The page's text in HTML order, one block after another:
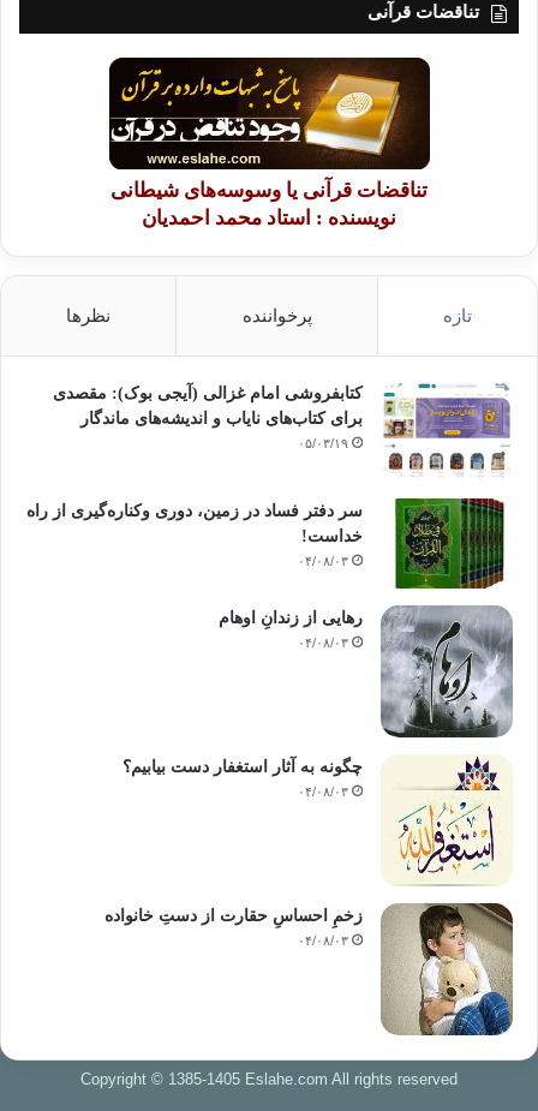
تناقضات قرآنی
تناقضات قرآنی یا وسوسه‌های شیطانی
نویسنده : استاد محمد احمدیان
تازه پرخواننده نظرها
کتابفروشی امام غزالی (آیجی بوک): مقصدی
برای کتاب‌های نایاب و اندیشه‌های ماندگار
۰۵/۰۳/۱۹
سر دفتر فساد در زمین‌، دوری وکناره‌گیری از راه
خداست‌!
۰۴/۰۸/۰۳
رهایی از زندانِ اوهام
۰۴/۰۸/۰۳
چگونه به آثار استغفار دست بیابیم؟
۰۴/۰۸/۰۳
زخمِ احساسِ حقارت از دستِ خانواده
۰۴/۰۸/۰۳
Copyright © 1385-1405 Eslahe.com All rights reserved